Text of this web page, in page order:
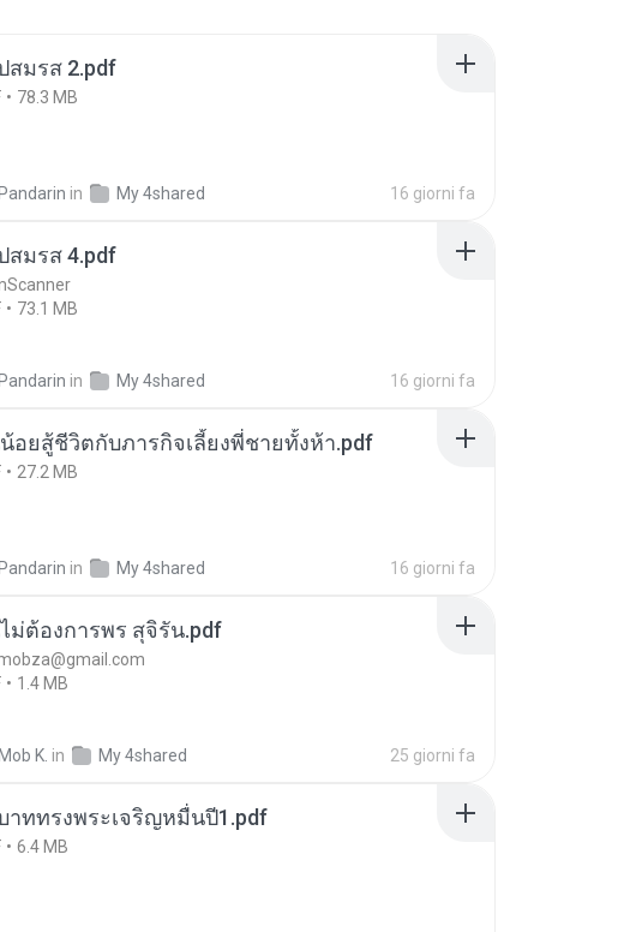
สมรส 2.pdf
78.3 MB
Pandarin in My 4shared 16 giorni fa
สมรส 4.pdf
73.1 MB
Pandarin in My 4shared 16 giorni fa
อยสู้ชีวิตกับภารกิจเลี้ยงพี่ชายทั้งห้า.pdf
27.2 MB
Pandarin in My 4shared 16 giorni fa
ม่ต้องการพร สุจิรัน.pdf
1.4 MB
Mob K. in My 4shared 25 giorni fa
าททรงพระเจริญหมื่นปี1.pdf
6.4 MB